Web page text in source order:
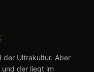
der Ultrakultur. Aber
der liegt im